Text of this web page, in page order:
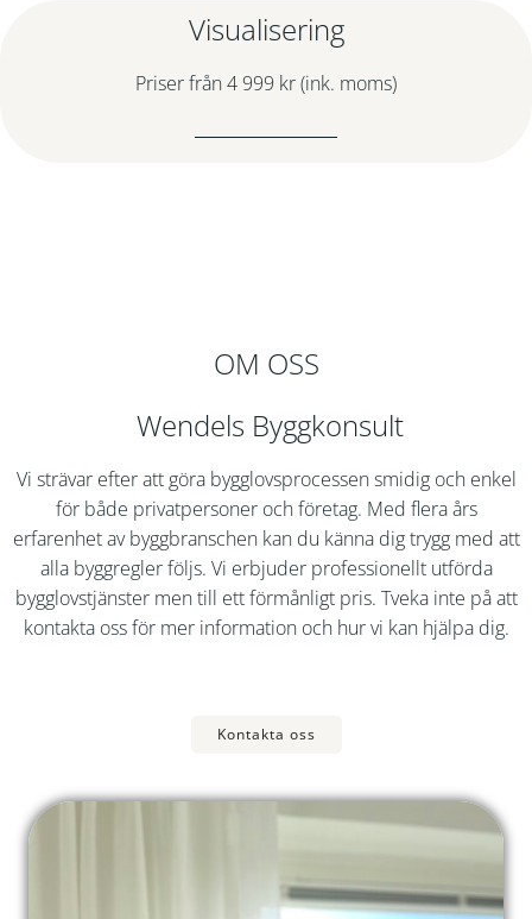
Visualisering
Priser från 4 999 kr (ink. moms)
OM OSS
Wendels Byggkonsult
Vi strävar efter att göra bygglovsprocessen smidig och enkel
för både privatpersoner och företag. Med flera års
erfarenhet av byggbranschen kan du känna dig trygg med att
alla byggregler följs. Vi erbjuder professionellt utförda
bygglovstjänster men till ett förmånligt pris. Tveka inte på att
kontakta oss för mer information och hur vi kan hjälpa dig.
Kontakta oss